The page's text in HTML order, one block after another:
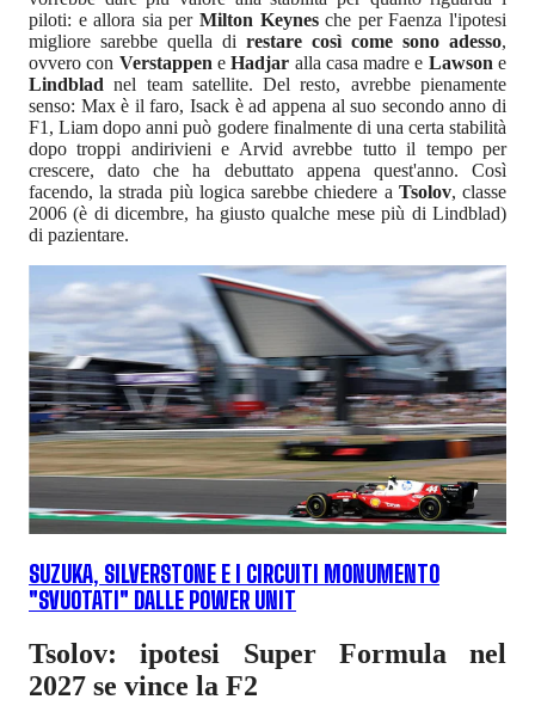
piloti: e allora sia per Milton Keynesche per Faenza l'ipotesi
migliore sarebbe quella di restare così come sono adesso,
ovvero con Verstappen eHadjar alla casa madre e Lawson e
Lindbladnel team satellite. Del resto, avrebbe pienamente
senso: Max è il faro, Isack è ad appena al suo secondo anno di
F1, Liam dopo anni può godere finalmente di una certa stabilità
dopo troppi andirivieni e Arvid avrebbe tutto il tempo per
crescere, dato che ha debuttato appena quest'anno. Così
facendo, la strada più logica sarebbe chiedere a Tsolov, classe
2006 (è di dicembre, ha giusto qualche mese più di Lindblad)
di pazientare.
SUZUKA, SILVERSTONE E I CIRCUITI MONUMENTO
"SVUOTATI" DALLE POWER UNIT
Tsolov: ipotesi Super Formula nel
2027 se vince la F2